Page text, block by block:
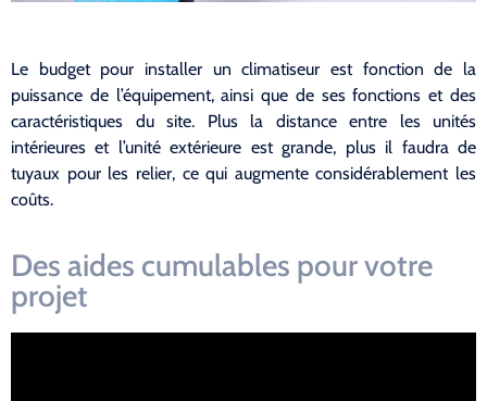
Le budget pour installer un climatiseur est fonction de la
puissance de l’équipement, ainsi que de ses fonctions et des
caractéristiques du site. Plus la distance entre les unités
intérieures et l’unité extérieure est grande, plus il faudra de
tuyaux pour les relier, ce qui augmente considérablement les
coûts.
Des aides cumulables pour votre
projet